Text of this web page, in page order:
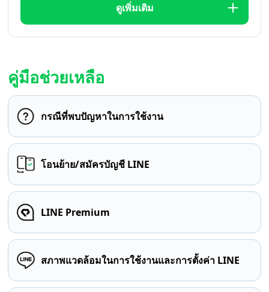
ดูเพิ่มเติม
คู่มือช่วยเหลือ
กรณีที่พบปัญหาในการใช้งาน
โอนย้าย/สมัครบัญชี LINE
LINE Premium
สภาพแวดล้อมในการใช้งานและการตั้งค่า LINE